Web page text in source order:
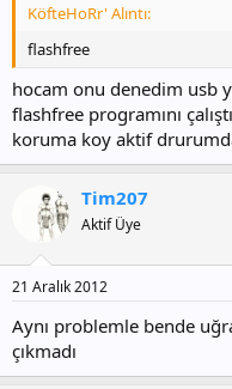
KöfteHoRr' Alıntı:
flashfree
hocam onu denedim usb
flashfree programını
koruma koy aktif
Tim207
Aktif Üye
21 Aralık 2012
Aynı problemle bende
çıkmadı